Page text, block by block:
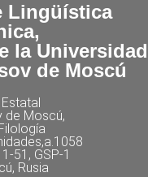
Lingüística
la Universidad
de Moscú
de Moscú,
51, GSP-1
Rusia